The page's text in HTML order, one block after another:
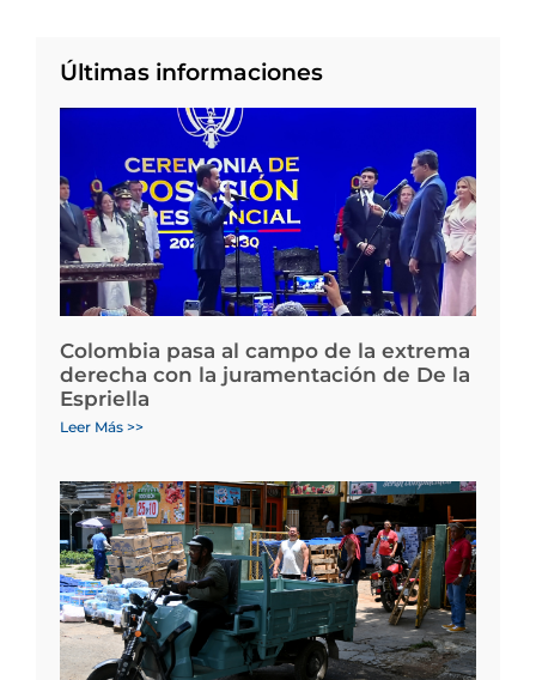
Últimas informaciones
Colombia pasa al campo de la extrema
derecha con la juramentación de De la
Espriella
Leer Más >>